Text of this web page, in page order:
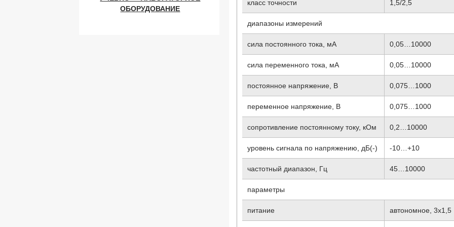
ОБОРУДОВАНИЕ
класс точности 1,5/2,5
диапазоны измерений
сила постоянного тока, мА 0,05…10000
сила переменного тока, мА 0,05…10000
постоянное напряжение, В 0,075…1000
переменное напряжение, В 0,075…1000
сопротивление постоянному току, кОм 0,2…10000
уровень сигнала по напряжению, дБ(-) -10…+10
частотный диапазон, Гц 45…10000
параметры
питание автономное, 3х1,5